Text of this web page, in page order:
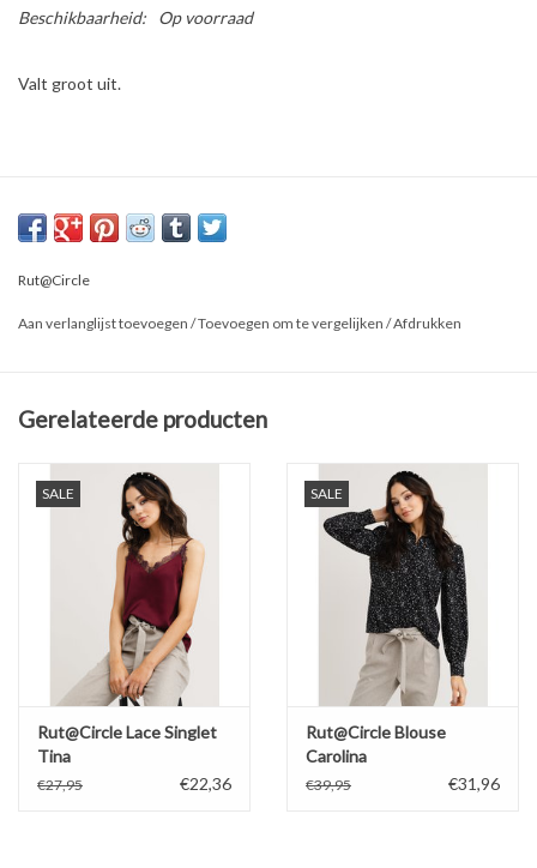
Beschikbaarheid: Op voorraad
Valt groot uit.
Rut@Circle
Aan verlanglijst toevoegen /Toevoegen om te vergelijken /Afdrukken
Gerelateerde producten
SALE
Rut@Circle Lace Singlet
Tina
€27,95 €22,36
SALE
Rut@Circle Blouse
Carolina
€39,95 €31,96